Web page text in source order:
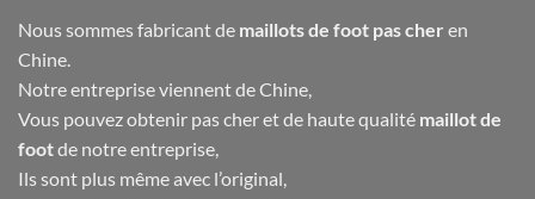
Nous sommes fabricant de maillots de foot pas cher en
Chine.
Notre entreprise viennent de Chine,
Vous pouvez obtenir pas cher et de haute qualité maillot de
footde notre entreprise,
Ils sont plus même avec l’original,